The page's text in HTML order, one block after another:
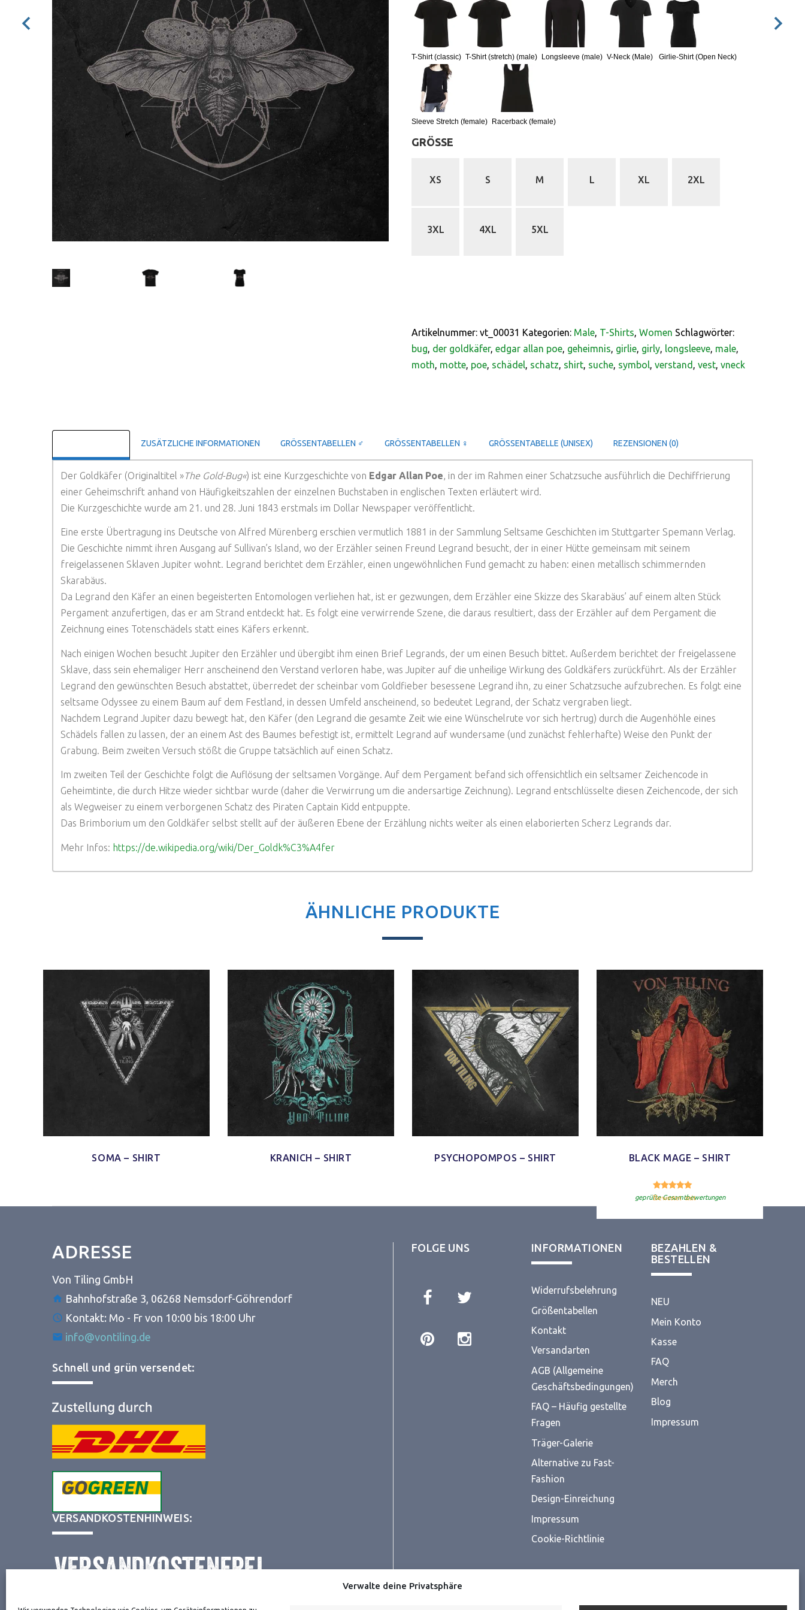
Verwalte deine Privatsphäre
T-Shirt (classic) T-Shirt (stretch) (male) Longsleeve (male) V-Neck (Male) Girlie-Shirt (Open Neck)
Sleeve Stretch (female) Racerback (female)
GRÖSSE
XS S M L XL 2XL
3XL 4XL 5XL
Artikelnummer: vt_00031 Kategorien: Male T-Shirts Women Schlagwörter:
bug der goldkäfer, edgar allan poe geheimnis girlie girly longsleeve male
moth motte poe schädel schatz shirt suche symbol verstand vest vneck
ZUSÄTZLICHE INFORMATIONEN GRÖSSENTABELLEN ♂ GRÖSSENTABELLEN ♀ GRÖSSENTABELLE (UNISEX) REZENSIONEN (0)
Der Goldkäfer (Originaltitel »The Gold-Bug«) ist eine Kurzgeschichte von Edgar Allan Poe , in der im Rahmen einer Schatzsuche ausführlich die Dechiffrierung
einer Geheimschrift anhand von Häufigkeitszahlen der einzelnen Buchstaben in englischen Texten erläutert wird.
Die Kurzgeschichte wurde am 21. und 28. Juni 1843 erstmals im Dollar Newspaper veröffentlicht.
Eine erste Übertragung ins Deutsche von Alfred Mürenberg erschien vermutlich 1881 in der Sammlung Seltsame Geschichten im Stuttgarter Spemann Verlag.
Die Geschichte nimmt ihren Ausgang auf Sullivan’s Island, wo der Erzähler seinen Freund Legrand besucht, der in einer Hütte gemeinsam mit seinem
freigelassenen Sklaven Jupiter wohnt. Legrand berichtet dem Erzähler, einen ungewöhnlichen Fund gemacht zu haben: einen metallisch schimmernden
Skarabäus.
Da Legrand den Käfer an einen begeisterten Entomologen verliehen hat, ist er gezwungen, dem Erzähler eine Skizze des Skarabäus’ auf einem alten Stück
Pergament anzufertigen, das er am Strand entdeckt hat. Es folgt eine verwirrende Szene, die daraus resultiert, dass der Erzähler auf dem Pergament die
Zeichnung eines Totenschädels statt eines Käfers erkennt.
Nach einigen Wochen besucht Jupiter den Erzähler und übergibt ihm einen Brief Legrands, der um einen Besuch bittet. Außerdem berichtet der freigelassene
Sklave, dass sein ehemaliger Herr anscheinend den Verstand verloren habe, was Jupiter auf die unheilige Wirkung des Goldkäfers zurückführt. Als der Erzähler
Legrand den gewünschten Besuch abstattet, überredet der scheinbar vom Goldfieber besessene Legrand ihn, zu einer Schatzsuche aufzubrechen. Es folgt eine
seltsame Odyssee zu einem Baum auf dem Festland, in dessen Umfeld anscheinend, so bedeutet Legrand, der Schatz vergraben liegt.
Nachdem Legrand Jupiter dazu bewegt hat, den Käfer (den Legrand die gesamte Zeit wie eine Wünschelrute vor sich hertrug) durch die Augenhöhle eines
Schädels fallen zu lassen, der an einem Ast des Baumes befestigt ist, ermittelt Legrand auf wundersame (und zunächst fehlerhafte) Weise den Punkt der
Grabung. Beim zweiten Versuch stößt die Gruppe tatsächlich auf einen Schatz.
Im zweiten Teil der Geschichte folgt die Auflösung der seltsamen Vorgänge. Auf dem Pergament befand sich offensichtlich ein seltsamer Zeichencode in
Geheimtinte, die durch Hitze wieder sichtbar wurde (daher die Verwirrung um die andersartige Zeichnung). Legrand entschlüsselte diesen Zeichencode, der sich
als Wegweiser zu einem verborgenen Schatz des Piraten Captain Kidd entpuppte.
Das Brimborium um den Goldkäfer selbst stellt auf der äußeren Ebene der Erzählung nichts weiter als einen elaborierten Scherz Legrands dar.
Mehr Infos: https://de.wikipedia.org/wiki/Der_Goldk%C3%A4fer
ÄHNLICHE PRODUKTE
SOMA – SHIRT KRANICH – SHIRT PSYCHOPOMPOS – SHIRT BLACK MAGE – SHIRT
Bewertet mit 5.00
geprüfte Gesamtbewertungen
ADRESSE
Von Tiling GmbH
Bahnhofstraße 3, 06268 Nemsdorf-Göhrendorf
Kontakt: Mo - Fr von 10:00 bis 18:00 Uhr
info@vontiling.de
Schnell und grün versendet:
VERSANDKOSTENHINWEIS:
FOLGE UNS INFORMATIONEN
Widerrufsbelehrung
Größentabellen
Kontakt
Versandarten
AGB (Allgemeine
Geschäftsbedingungen)
FAQ – Häufig gestellte
Fragen
Träger-Galerie
Alternative zu Fast-
Fashion
Design-Einreichung
Impressum
Cookie-Richtlinie
BEZAHLEN &
BESTELLEN
NEU
Mein Konto
Kasse
FAQ
Merch
Blog
Impressum